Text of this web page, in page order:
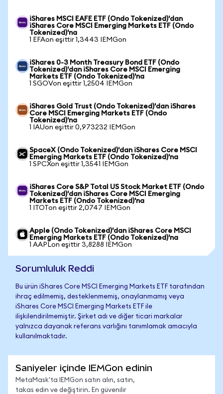
iShares MSCI EAFE ETF (Ondo Tokenized)'dan
iShares Core MSCI Emerging Markets ETF (Ondo
Tokenized)'na
1 EFAon eşittir 1,3443 IEMGon
iShares 0-3 Month Treasury Bond ETF (Ondo
Tokenized)'dan iShares Core MSCI Emerging
Markets ETF (Ondo Tokenized)'na
1 SGOVon eşittir 1,2504 IEMGon
iShares Gold Trust (Ondo Tokenized)'dan iShares
Core MSCI Emerging Markets ETF (Ondo
Tokenized)'na
1 IAUon eşittir 0,973232 IEMGon
SpaceX (Ondo Tokenized)'dan iShares Core MSCI
Emerging Markets ETF (Ondo Tokenized)'na
1 SPCXon eşittir 1,3541 IEMGon
iShares Core S&P Total US Stock Market ETF (Ondo
Tokenized)'dan iShares Core MSCI Emerging
Markets ETF (Ondo Tokenized)'na
1 ITOTon eşittir 2,0747 IEMGon
Apple (Ondo Tokenized)'dan iShares Core MSCI
Emerging Markets ETF (Ondo Tokenized)'na
1 AAPLon eşittir 3,8288 IEMGon
Sorumluluk Reddi
Bu ürün iShares Core MSCI Emerging Markets ETF tarafından
ihraç edilmemiş, desteklenmemiş, onaylanmamış veya
iShares Core MSCI Emerging Markets ETF ile
ilişkilendirilmemiştir. Şirket adı ve diğer ticari markalar
yalnızca dayanak referans varlığını tanımlamak amacıyla
kullanılmaktadır.
Saniyeler içinde IEMGon edinin
MetaMask'ta IEMGon satın alın, satın,
takas edin ve değiştirin. En güvenilir